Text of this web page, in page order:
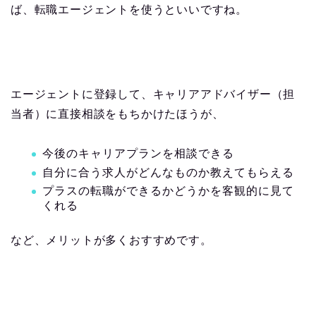
ば、転職エージェントを使うといいですね。
エージェントに登録して、キャリアアドバイザー（担
当者）に直接相談をもちかけたほうが、
今後のキャリアプランを相談できる
自分に合う求人がどんなものか教えてもらえる
プラスの転職ができるかどうかを客観的に見て
くれる
など、メリットが多くおすすめです。